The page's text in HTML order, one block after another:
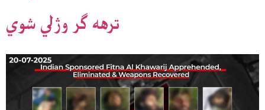
ترهه ګر وژلي شوي